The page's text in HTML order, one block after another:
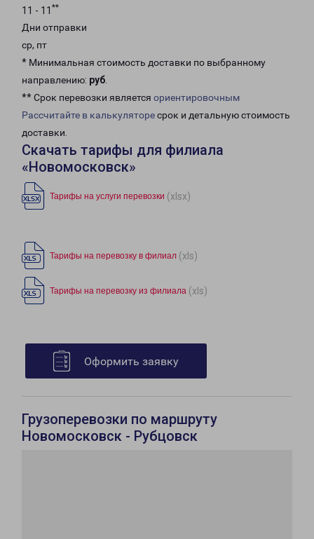
11 - 11 **
Дни отправки
ср, пт
* Минимальная стоимость доставки по выбранному
направлению: руб.
** Срок перевозки является ориентировочным
Рассчитайте в калькуляторесрок и детальную стоимость
доставки.
Скачать тарифы для филиала
«Новомосковск»
Тарифы на услуги перевозки (xlsx)
Тарифы на перевозку в филиал (xls)
Тарифы на перевозку из филиала (xls)
Оформить заявку
Грузоперевозки по маршруту
Новомосковск - Рубцовск